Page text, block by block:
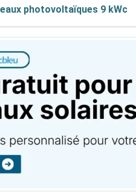
photovoltaïques 9 kWc